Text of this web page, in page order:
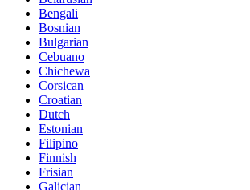
Bengali
Bosnian
Bulgarian
Cebuano
Chichewa
Corsican
Croatian
Dutch
Estonian
Filipino
Finnish
Frisian
Galician